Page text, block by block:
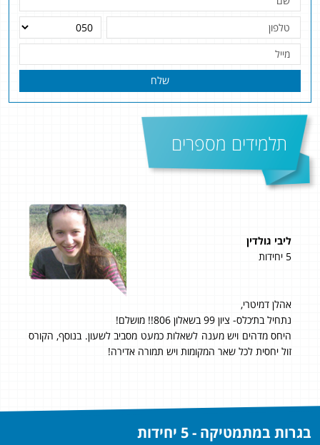
שלח
תלמידים מספרים
ליבי גולדין
5 יחידות
אהלן דמיטרי,
נתחיל בת׳כלס- ציון 99 בשאלון 806!! מושלם!
היחס מדהים ויש מענה לשאלות כמעט מסביב לשעון. בנוסף, הקורס
זול יחסית לכל שאר המקומות ויש תמורה אדירה!
בגרות במתמטיקה - 5 יחידות